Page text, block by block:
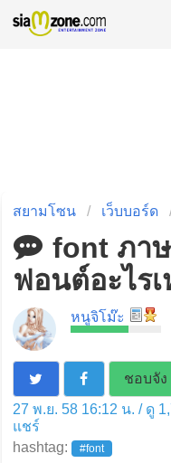
สยามโซน เว็บบอร์ด
font ภา
ฟอนต์อะไร
หนูจิโม๊ะ
ชอบจัง
27 พ.ย. 58 16:12 น. / ดู
แชร์
hashtag:
#font